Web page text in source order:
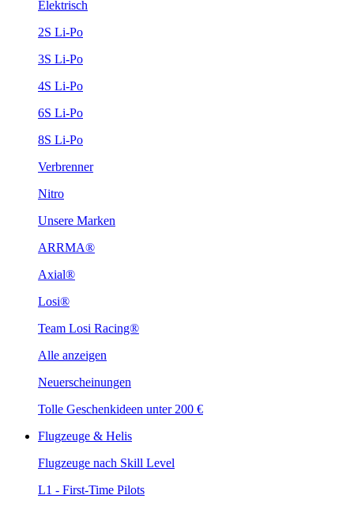
Elektrisch
2S Li-Po
3S Li-Po
4S Li-Po
6S Li-Po
8S Li-Po
Verbrenner
Nitro
Unsere Marken
ARRMA®
Axial®
Losi®
Team Losi Racing®
Alle anzeigen
Neuerscheinungen
Tolle Geschenkideen unter 200 €
Flugzeuge & Helis
Flugzeuge nach Skill Level
L1 - First-Time Pilots